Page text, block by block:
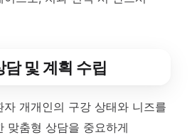
및 계획 수립
개개인의 구강 상태와 니즈를
맞춤형 상담을 중요하게